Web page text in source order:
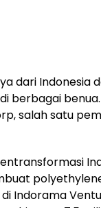
dari Indonesia
berbagai
salah satu
Indorama